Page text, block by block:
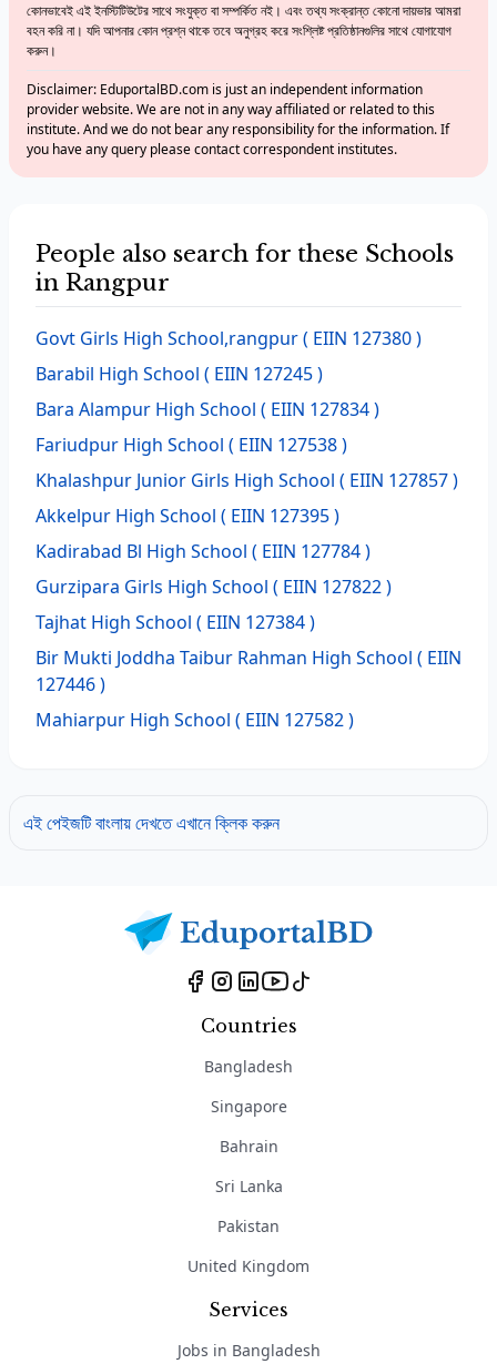
কোনভাবেই এই ইনস্টিটিউটের সাথে সংযুক্ত বা সম্পর্কিত নই। এবং তথ্য সংক্রান্ত কোনো দায়ভার আমরা
বহন করি না। যদি আপনার কোন প্রশ্ন থাকে তবে অনুগ্রহ করে সংশ্লিষ্ট প্রতিষ্ঠানগুলির সাথে যোগাযোগ
করুন।
Disclaimer: EduportalBD.com is just an independent information
provider website. We are not in any way affiliated or related to this
institute. And we do not bear any responsibility for the information. If
you have any query please contact correspondent institutes.
People also search for these Schools
in Rangpur
Govt Girls High School,rangpur( EIIN 127380 )
Barabil High School ( EIIN 127245 )
Bara Alampur High School ( EIIN 127834 )
Fariudpur High School ( EIIN 127538 )
Khalashpur Junior Girls High School ( EIIN 127857 )
Akkelpur High School ( EIIN 127395 )
Kadirabad Bl High School ( EIIN 127784 )
Gurzipara Girls High School ( EIIN 127822 )
Tajhat High School ( EIIN 127384 )
Bir Mukti Joddha Taibur Rahman High School ( EIIN
127446 )
Mahiarpur High School ( EIIN 127582 )
এই পেইজটি বাংলায় দেখতে এখানে ক্লিক করুন
Countries
Bangladesh
Singapore
Bahrain
Sri Lanka
Pakistan
United Kingdom
Services
Jobs in Bangladesh